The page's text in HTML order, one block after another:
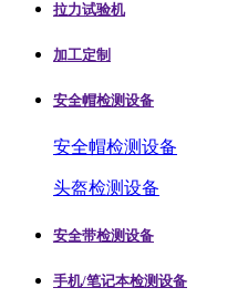
拉力试验机
加工定制
安全帽检测设备
安全帽检测设备
头盔检测设备
安全带检测设备
手机/笔记本检测设备